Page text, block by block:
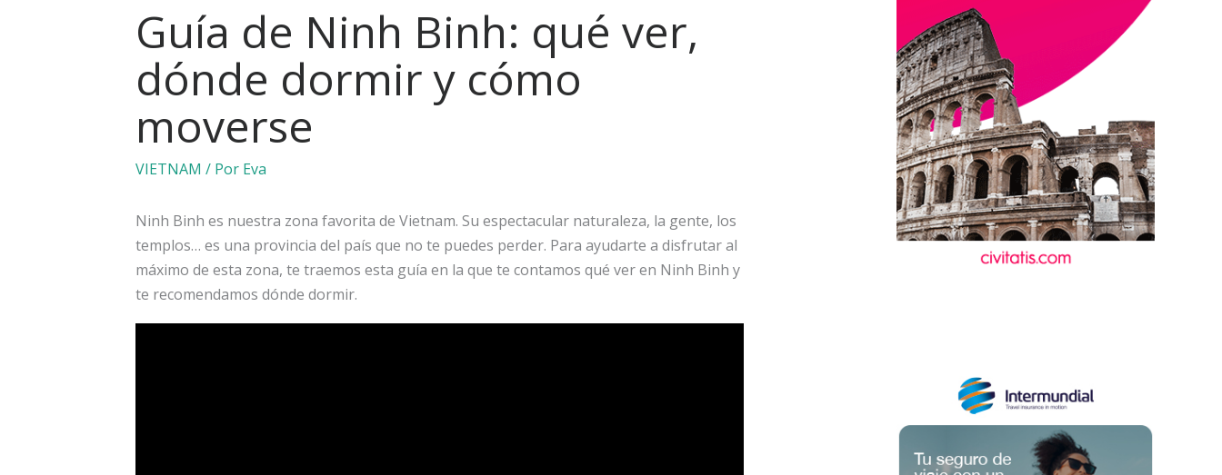
Guía de Ninh Binh: qué ver,
dónde dormir y cómo
moverse
VIETNAM / Por Eva
Ninh Binh es nuestra zona favorita de Vietnam. Su espectacular naturaleza, la gente, los
templos… es una provincia del país que no te puedes perder. Para ayudarte a disfrutar al
máximo de esta zona, te traemos esta guía en la que te contamos qué ver en Ninh Binh y
te recomendamos dónde dormir.